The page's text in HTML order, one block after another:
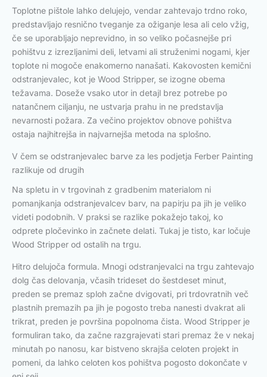
Toplotne pištole lahko delujejo, vendar zahtevajo trdno roko,
predstavljajo resnično tveganje za ožiganje lesa ali celo vžig,
če se uporabljajo neprevidno, in so veliko počasnejše pri
pohištvu z izrezljanimi deli, letvami ali struženimi nogami, kjer
toplote ni mogoče enakomerno nanašati. Kakovosten kemični
odstranjevalec, kot je Wood Stripper, se izogne obema
težavama. Doseže vsako utor in detajl brez potrebe po
natančnem ciljanju, ne ustvarja prahu in ne predstavlja
nevarnosti požara. Za večino projektov obnove pohištva
ostaja najhitrejša in najvarnejša metoda na splošno.
V čem se odstranjevalec barve za les podjetja Ferber Painting
razlikuje od drugih
Na spletu in v trgovinah z gradbenim materialom ni
pomanjkanja odstranjevalcev barv, na papirju pa jih je veliko
videti podobnih. V praksi se razlike pokažejo takoj, ko
odprete pločevinko in začnete delati. Tukaj je tisto, kar ločuje
Wood Stripper od ostalih na trgu.
Hitro delujoča formula. Mnogi odstranjevalci na trgu zahtevajo
dolg čas delovanja, včasih trideset do šestdeset minut,
preden se premaz sploh začne dvigovati, pri trdovratnih več
plastnih premazih pa jih je pogosto treba nanesti dvakrat ali
trikrat, preden je površina popolnoma čista. Wood Stripper je
formuliran tako, da začne razgrajevati stari premaz že v nekaj
minutah po nanosu, kar bistveno skrajša celoten projekt in
pomeni, da lahko celoten kos pohištva pogosto dokončate v